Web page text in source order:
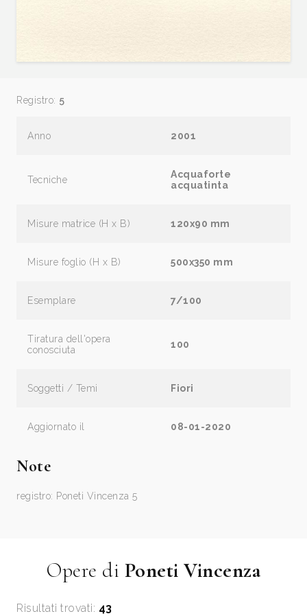
Registro: 5
Anno 2001
Tecniche
Acquaforte
acquatinta
Misure matrice (H x B) 120x90 mm
Misure foglio (H x B) 500x350 mm
Esemplare 7/100
Tiratura dell'opera
conosciuta
100
Soggetti / Temi Fiori
Aggiornato il 08-01-2020
Note
registro: Poneti Vincenza 5
Opere di Poneti Vincenza
Risultati trovati: 43